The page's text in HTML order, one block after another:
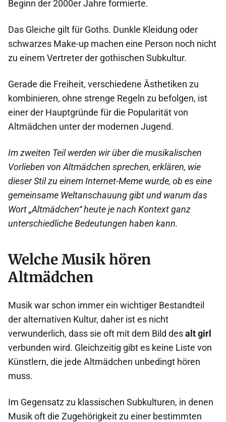
Beginn der 2000er Jahre formierte.
Das Gleiche gilt für Goths. Dunkle Kleidung oder
schwarzes Make-up machen eine Person noch nicht
zu einem Vertreter der gothischen Subkultur.
Gerade die Freiheit, verschiedene Ästhetiken zu
kombinieren, ohne strenge Regeln zu befolgen, ist
einer der Hauptgründe für die Popularität von
Altmädchen unter der modernen Jugend.
Im zweiten Teil werden wir über die musikalischen
Vorlieben von Altmädchen sprechen, erklären, wie
dieser Stil zu einem Internet-Meme wurde, ob es eine
gemeinsame Weltanschauung gibt und warum das
Wort „Altmädchen“ heute je nach Kontext ganz
unterschiedliche Bedeutungen haben kann.
Welche Musik hören
Altmädchen
Musik war schon immer ein wichtiger Bestandteil
der alternativen Kultur, daher ist es nicht
verwunderlich, dass sie oft mit dem Bild desalt girl
verbunden wird. Gleichzeitig gibt es keine Liste von
Künstlern, die jede Altmädchen unbedingt hören
muss.
Im Gegensatz zu klassischen Subkulturen, in denen
Musik oft die Zugehörigkeit zu einer bestimmten